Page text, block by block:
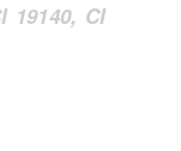
19140, CI